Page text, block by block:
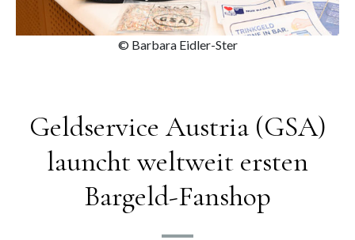
© Barbara Eidler-Ster
Geldservice Austria (GSA)
launcht weltweit ersten
Bargeld-Fanshop